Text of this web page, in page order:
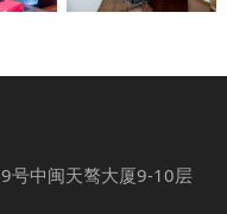
号中闽天骜大厦9-10层